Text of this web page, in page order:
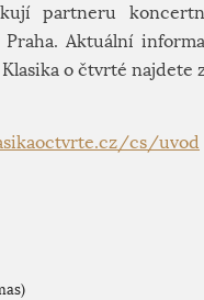
partneru
Aktuální
o čtvrté najdete
cs/uvod